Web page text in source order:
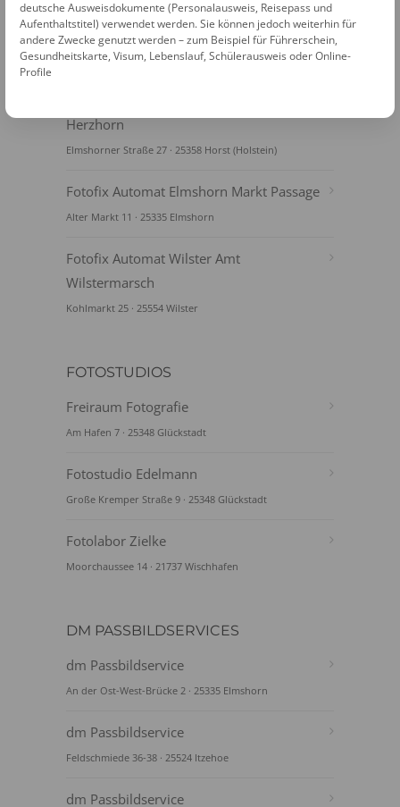
FOTOAUTOMATEN
Herzhorn
Elmshorner Straße 27 · 25358 Horst (Holstein)
Fotofix Automat Elmshorn Markt Passage
Alter Markt 11 · 25335 Elmshorn
Fotofix Automat Wilster Amt
Wilstermarsch
Kohlmarkt 25 · 25554 Wilster
FOTOSTUDIOS
Freiraum Fotografie
Am Hafen 7 · 25348 Glückstadt
Fotostudio Edelmann
Große Kremper Straße 9 · 25348 Glückstadt
Fotolabor Zielke
Moorchaussee 14 · 21737 Wischhafen
DM PASSBILDSERVICES
dm Passbildservice
An der Ost-West-Brücke 2 · 25335 Elmshorn
dm Passbildservice
Feldschmiede 36-38 · 25524 Itzehoe
dm Passbildservice
deutsche Ausweisdokumente (Personalausweis, Reisepass und
Aufenthaltstitel) verwendet werden. Sie können jedoch weiterhin für
andere Zwecke genutzt werden – zum Beispiel für Führerschein,
Gesundheitskarte, Visum, Lebenslauf, Schülerausweis oder Online-
Profile